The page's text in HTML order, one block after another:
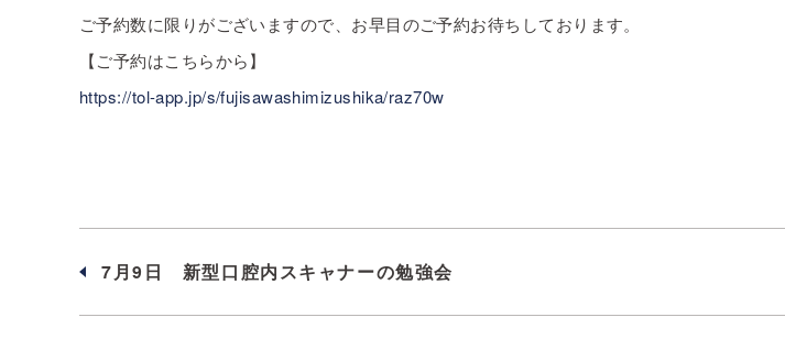
ご予約数に限りがございますので、お早目のご予約お待ちしております。
【ご予約はこちらから】
https://tol-app.jp/s/fujisawashimizushika/raz70w
7月9日 新型口腔内スキャナーの勉強会